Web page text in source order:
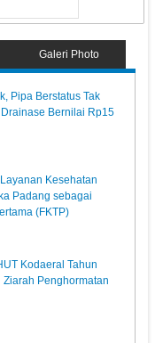
Galeri Photo
Pipa Berstatus Tak
Bernilai Rp15
Kesehatan
Padang sebagai
(FKTP)
Kodaeral Tahun
Penghormatan